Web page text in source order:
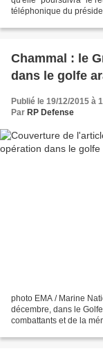
téléphonique du
Chammal : le
dans le golfe
Publié le 19/12/2015 à
Par RP Defense
photo EMA / Marine
décembre, dans le
combattants et de la